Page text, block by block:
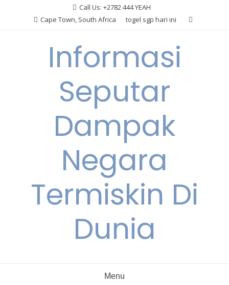
Call Us: +2782 444 YEAH
Cape Town, South Africa
togel sgp hari ini
Informasi
Seputar
Dampak
Negara
Termiskin Di
Dunia
Menu